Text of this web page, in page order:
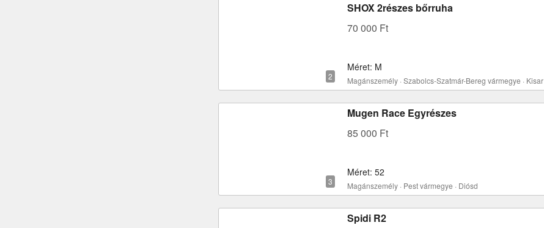
SHOX 2részes bőrruha
70 000 Ft
Méret: M
Magánszemély · Szabolcs-Szatmár-Bereg vármegye · Kisar
Mugen Race Egyrészes
85 000 Ft
Méret: 52
Magánszemély · Pest vármegye · Diósd
Spidi R2